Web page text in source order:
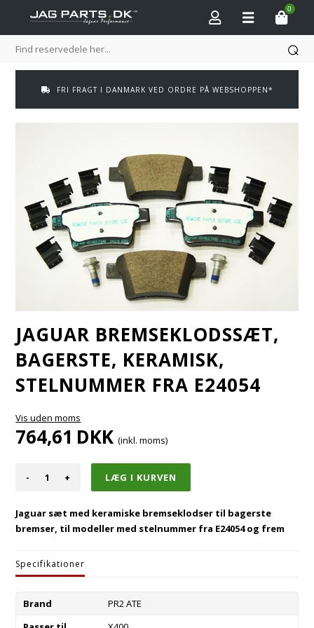
0
FRI FRAGT I DANMARK VED ORDRE PÅ WEBSHOPPEN*
JAGUAR BREMSEKLODSSÆT,
BAGERSTE, KERAMISK,
STELNUMMER FRA E24054
Vis uden moms
764,61 DKK (inkl. moms)
- +
Jaguar sæt med keramiske bremseklodser til bagerste
bremser, til modeller med stelnummer fra E24054 og frem
Specifikationer
Brand
PR2 ATE